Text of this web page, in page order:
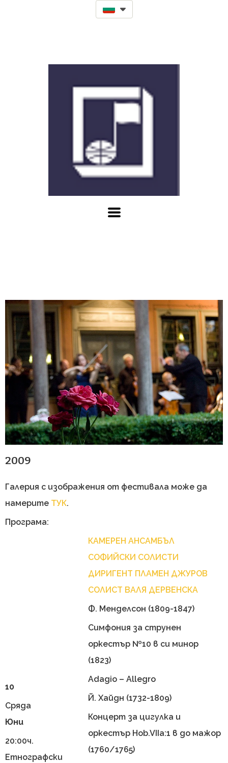
2009
Галерия с изображения от фестивала може да
намерите ТУК.
Програма:
10
Сряда
Юни
20:00ч.
Етнографски
КАМЕРЕН АНСАМБЪЛ
СОФИЙСКИ СОЛИСТИ
ДИРИГЕНТ ПЛАМЕН ДЖУРОВ
СОЛИСТ ВАЛЯ ДЕРВЕНСКА
Ф. Менделсон (1809-1847)
Симфония за струнен
оркестър №10 в си минор
(1823)
Adagio – Allegro
Й. Хайдн (1732-1809)
Концерт за цигулка и
оркестър Hob.VIIa:1 в до мажор
(1760/1765)